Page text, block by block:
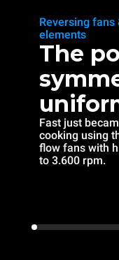
Reversing
elements
The
Fast just
cooking using
flow fans with
to 3.600 rpm.